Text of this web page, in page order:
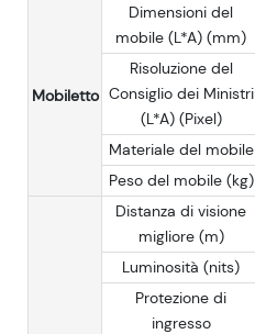
Mobiletto
Dimensioni del
mobile (L*A) (mm)
Risoluzione del
Consiglio dei Ministri
(L*A) (Pixel)
Materiale del mobile
Peso del mobile (kg)
Distanza di visione
migliore (m)
Luminosità (nits)
Protezione di
ingresso